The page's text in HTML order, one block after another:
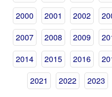
2000
2001 2002
2007
2008 2009
2014
2015 2016
2021
2022 2023